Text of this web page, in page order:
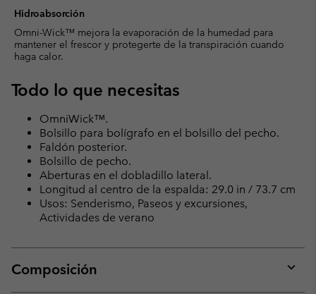
Hidroabsorción
Omni-Wick™ mejora la evaporación de la humedad para
mantener el frescor y protegerte de la transpiración cuando
haga calor.
Todo lo que necesitas
OmniWick™.
Bolsillo para bolígrafo en el bolsillo del pecho.
Faldón posterior.
Bolsillo de pecho.
Aberturas en el dobladillo lateral.
Longitud al centro de la espalda: 29.0 in / 73.7 cm
Usos: Senderismo, Paseos y excursiones,
Actividades de verano
Composición